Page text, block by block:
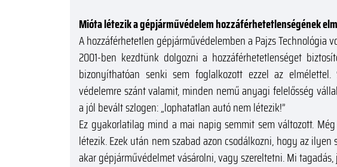
Mióta létezik a gépjárművédelem hozzáférhetetlenségének
A hozzáférhetetlen gépjárművédelemben a Pajzs Technológia
2001-ben kezdtünk dolgozni a hozzáférhetetlenséget
bizonyíthatóan senki sem foglalkozott ezzel az
védelemre szánt valamit, minden nemű anyagi felelősség
a jól bevált szlogen: „lophatatlan autó nem létezik!”
Ez gyakorlatilag mind a mai napig semmit sem változott.
létezik. Ezek után nem szabad azon csodálkozni, hogy az
akar gépjárművédelmet vásárolni, vagy szereltetni. Mi tagadás,